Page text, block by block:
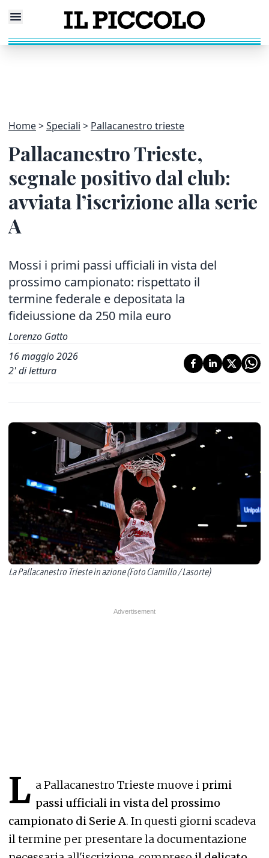
Home Speciali Pallacanestro trieste
Pallacanestro Trieste,
segnale positivo dal club:
avviata l’iscrizione alla serie
A
Mossi i primi passi ufficiali in vista del
prossimo campionato: rispettato il
termine federale e depositata la
fideiussione da 250 mila euro
Lorenzo Gatto
16 maggio 2026
2' di lettura
La Pallacanestro Trieste in azione (Foto Ciamillo / Lasorte)
L a Pallacanestro Trieste muove i primi
passi ufficiali in vista del prossimo
campionato di Serie A. In questi giorni scadeva
il termine per presentare la documentazione